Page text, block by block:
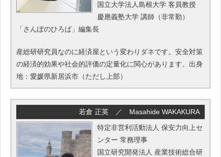
国立大学法人島根大学 客員教授
慶應義塾大学 講師（非常勤）
「さんぽのひろば」編集長
産総研研究員なのに経済屋という変わりダネです。安全対策
の経済的効果や社会的評価の定量化に関心があります。出身
地：愛媛県新居浜市（ただし上部）
若倉 正英 ／ Masahide WAKAKURA
特定非営利活動法人 保安力向上セ
ンター 常務理事
国立研究開発法人 産業技術総合研